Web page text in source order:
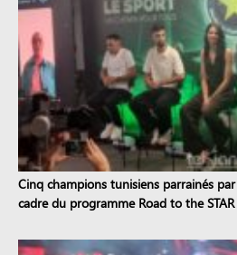
Cinq champions tunisiens parrainés par
cadre du programme Road to the STAR